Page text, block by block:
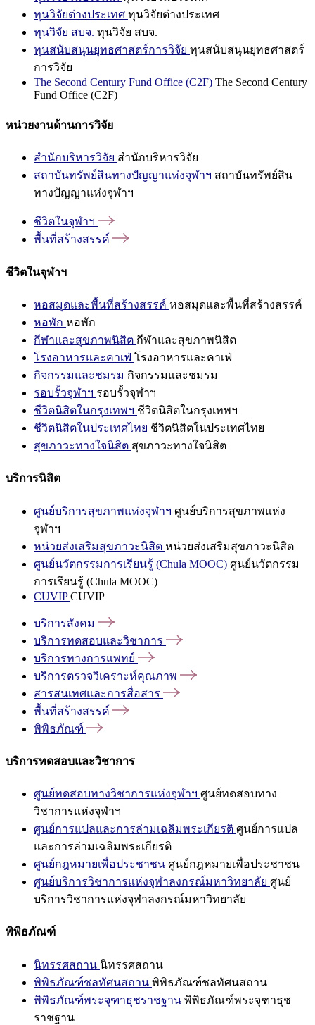
ทุนวิจัยต่างประเทศ ทุนวิจัยต่างประเทศ
ทุนวิจัย สบจ. ทุนวิจัย สบจ.
ทุนสนับสนุนยุทธศาสตร์การวิจัย ทุนสนับสนุนยุทธศาสตร์
การวิจัย
The Second Century Fund Office (C2F) The Second Century
Fund Office (C2F)
หน่วยงานด้านการวิจัย
สำนักบริหารวิจัย สำนักบริหารวิจัย
สถาบันทรัพย์สินทางปัญญาแห่งจุฬาฯ สถาบันทรัพย์สิน
ทางปัญญาแห่งจุฬาฯ
ชีวิตในจุฬาฯ
พื้นที่สร้างสรรค์
ชีวิตในจุฬาฯ
หอสมุดและพื้นที่สร้างสรรค์ หอสมุดและพื้นที่สร้างสรรค์
หอพัก หอพัก
กีฬาและสุขภาพนิสิต กีฬาและสุขภาพนิสิต
โรงอาหารและคาเฟ่ โรงอาหารและคาเฟ่
กิจกรรมและชมรม กิจกรรมและชมรม
รอบรั้วจุฬาฯ รอบรั้วจุฬาฯ
ชีวิตนิสิตในกรุงเทพฯ ชีวิตนิสิตในกรุงเทพฯ
ชีวิตนิสิตในประเทศไทย ชีวิตนิสิตในประเทศไทย
สุขภาวะทางใจนิสิต สุขภาวะทางใจนิสิต
บริการนิสิต
ศูนย์บริการสุขภาพแห่งจุฬาฯ ศูนย์บริการสุขภาพแห่ง
จุฬาฯ
หน่วยส่งเสริมสุขภาวะนิสิต หน่วยส่งเสริมสุขภาวะนิสิต
ศูนย์นวัตกรรมการเรียนรู้ (Chula MOOC) ศูนย์นวัตกรรม
การเรียนรู้ (Chula MOOC)
CUVIPCUVIP
บริการสังคม
บริการทดสอบและวิชาการ
บริการทางการแพทย์
บริการตรวจวิเคราะห์คุณภาพ
สารสนเทศและการสื่อสาร
พื้นที่สร้างสรรค์
พิพิธภัณฑ์
บริการทดสอบและวิชาการ
ศูนย์ทดสอบทางวิชาการแห่งจุฬาฯ ศูนย์ทดสอบทาง
วิชาการแห่งจุฬาฯ
ศูนย์การแปลและการล่ามเฉลิมพระเกียรติ ศูนย์การแปล
และการล่ามเฉลิมพระเกียรติ
ศูนย์กฎหมายเพื่อประชาชน ศูนย์กฎหมายเพื่อประชาชน
ศูนย์บริการวิชาการแห่งจุฬาลงกรณ์มหาวิทยาลัย ศูนย์
บริการวิชาการแห่งจุฬาลงกรณ์มหาวิทยาลัย
พิพิธภัณฑ์
นิทรรศสถาน นิทรรศสถาน
พิพิธภัณฑ์ชลทัศนสถาน พิพิธภัณฑ์ชลทัศนสถาน
พิพิธภัณฑ์พระจุฑาธุชราชฐาน พิพิธภัณฑ์พระจุฑาธุช
ราชฐาน